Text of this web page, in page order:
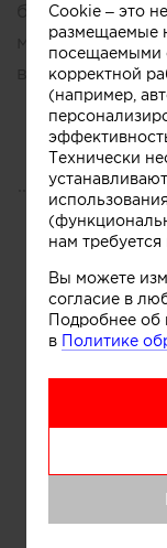
бизнеса:
магазины. В
ведомости.
Cookie – это
размещаемые
посещаемыми
корректной
(например,
Технически
нам требуется
Вы можете
согласие в
Подробнее об
в Политике